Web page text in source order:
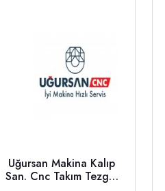
Uğursan Makina Kalıp
San. Cnc Takım Tezgh.